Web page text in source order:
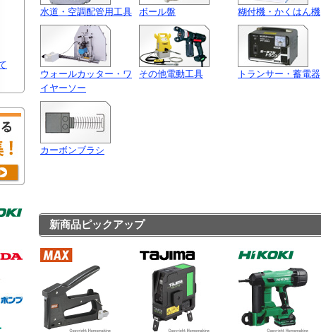
水道・空調配管用工具 ボール盤 糊付機・かくはん機
ウォールカッター・ワ
イヤーソー
その他電動工具 トランサー・蓄電器
カーボンブラシ
新商品ピックアップ